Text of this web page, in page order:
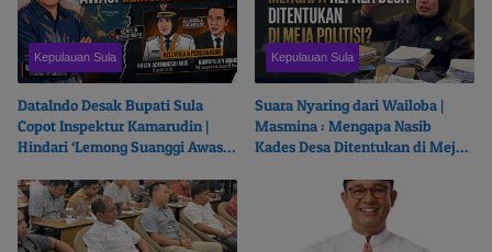
Kepulauan Sula
DataIndo Desak Bupati Sula
Copot Inspektur Kamarudin |
Hindari ‘Lemong Suanggi Awasi
Kepulauan Sula
Suara Nyaring dari Wailoba |
Masmina : Mengapa Nasib
Kades Desa Ditentukan di Meja